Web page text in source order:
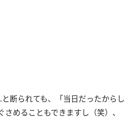
断られても、「当日だったからし
めることもできますし（笑）、